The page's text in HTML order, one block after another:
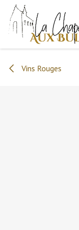
Se rendre au contenu
Vins Rouges